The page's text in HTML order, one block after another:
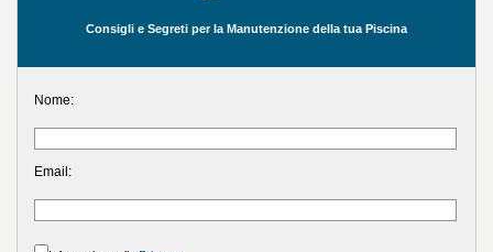
Consigli e Segreti per la Manutenzione della tua Piscina
Nome:
Email: